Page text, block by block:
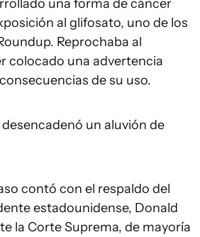
una forma de cáncer
al glifosato, uno de los
Reprochaba al
colocado una advertencia
de su uso.
un aluvión de
contó con el respaldo del
estadounidense, Donald
la Corte Suprema, de mayoría